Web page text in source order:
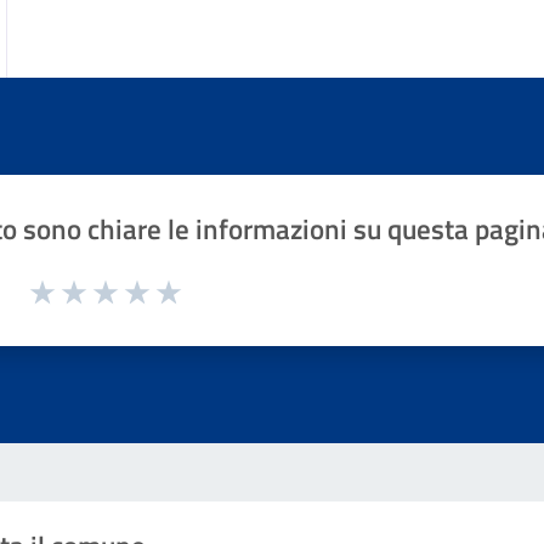
sono chiare le informazioni su questa
1 a 5 stelle la pagina